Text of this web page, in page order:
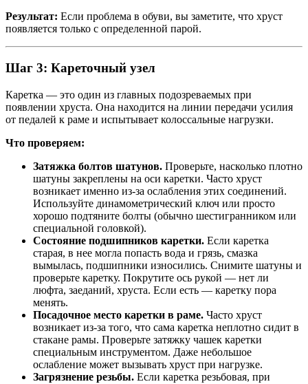
Результат: Если проблема в обуви, вы заметите, что хруст
появляется только с определенной парой.
Шаг 3: Кареточный узел
Каретка — это один из главных подозреваемых при
появлении хруста. Она находится на линии передачи усилия
от педалей к раме и испытывает колоссальные нагрузки.
Что проверяем:
Затяжка болтов шатунов. Проверьте, насколько плотно
шатуны закреплены на оси каретки. Часто хруст
возникает именно из-за ослабления этих соединений.
Используйте динамометрический ключ или просто
хорошо подтяните болты (обычно шестигранником или
специальной головкой).
Состояние подшипников каретки. Если каретка
старая, в нее могла попасть вода и грязь, смазка
вымылась, подшипники износились. Снимите шатуны и
проверьте каретку. Покрутите ось рукой — нет ли
люфта, заеданий, хруста. Если есть — каретку пора
менять.
Посадочное место каретки в раме. Часто хруст
возникает из-за того, что сама каретка неплотно сидит в
стакане рамы. Проверьте затяжку чашек каретки
специальным инструментом. Даже небольшое
ослабление может вызывать хруст при нагрузке.
Загрязнение резьбы. Если каретка резьбовая, при